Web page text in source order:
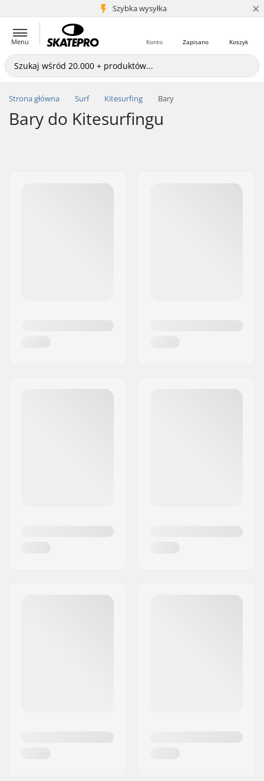
Szybka wysyłka
5+ mln klientów ×
Menu Koszyk
Zapisano
Konto
Strona główna Surf Kitesurfing Bary
Bary do Kitesurfingu